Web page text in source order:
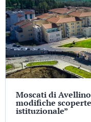
Moscati di
modifiche
istituzionale”